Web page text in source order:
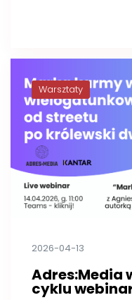
Warsztaty
2026-04-13
Adres:Media
cyklu